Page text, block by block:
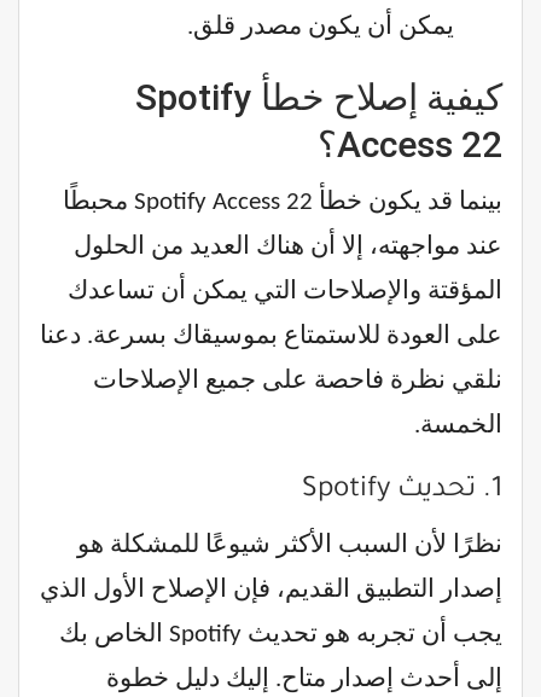
يمكن أن يكون مصدر قلق.
كيفية إصلاح خطأ Spotify
Access 22؟
بينما قد يكون خطأ Spotify Access 22 محبطًا
عند مواجهته، إلا أن هناك العديد من الحلول
المؤقتة والإصلاحات التي يمكن أن تساعدك
على العودة للاستمتاع بموسيقاك بسرعة. دعنا
نلقي نظرة فاحصة على جميع الإصلاحات
الخمسة.
1. تحديث Spotify
نظرًا لأن السبب الأكثر شيوعًا للمشكلة هو
إصدار التطبيق القديم، فإن الإصلاح الأول الذي
يجب أن تجربه هو تحديث Spotify الخاص بك
إلى أحدث إصدار متاح. إليك دليل خطوة